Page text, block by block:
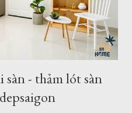
lớn từ 2m, 2,4m 2,5m 2,m
Hoặc b...
- thảm lót sàn